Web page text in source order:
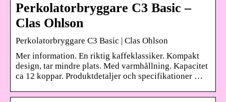
Perkolatorbryggare C3 Basic –
Clas Ohlson
Perkolatorbryggare C3 Basic | Clas Ohlson
Mer information. En riktig kaffeklassiker. Kompakt
design, tar mindre plats. Med varmhållning. Kapacitet
ca 12 koppar. Produktdetaljer och specifikationer …